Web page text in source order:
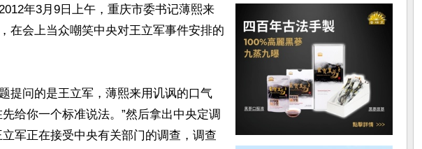
年3月9日上午，重庆市委书记薄熙来
在会上当众嘲笑中央对王立军事件安排的
提问的是王立军，薄熙来用讥讽的口气
给你一个标准说法。”然后拿出中央定调
立军正在接受中央有关部门的调查，调查